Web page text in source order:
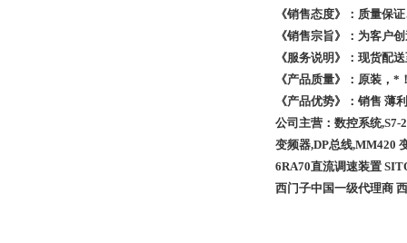
《销售态度》：质量保
《销售宗旨》：为客户
《服务说明》：现货配
《产品质量》：原装，*
《产品优势》：销售 薄
公司主营：数控系统,S7-
变频器,DP总线,MM420
6RA70直流调速装置
西门子中国一级代理商